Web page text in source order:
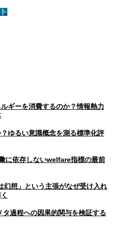
ギーを消費するのか？情報熱力
ゆるい意識概念を測る標準化評
に依存しないwelfare指標の最前
想」という主張がなぜ受け入れ
過程への因果的関与を検証する